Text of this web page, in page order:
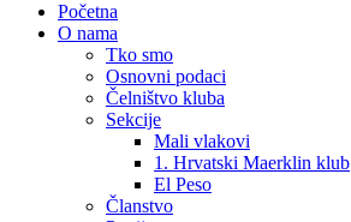
Početna
O nama
Tko smo
Osnovni podaci
Čelništvo kluba
Sekcije
Mali vlakovi
1. Hrvatski Maerklin klub
El Peso
Članstvo